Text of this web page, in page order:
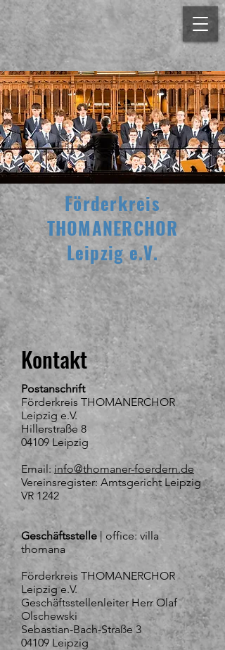
Förderkreis
THOMANERCHOR
Leipzig e.V.
Kontakt
Postanschrift
Förderkreis THOMANERCHOR
Leipzig e.V.
Hillerstraße 8
04109 Leipzig
Email: info@thomaner-foerdern.de
Vereinsregister: Amtsgericht Leipzig
VR 1242
Geschäftsstelle | office: villa
thomana
Förderkreis THOMANERCHOR
Leipzig e.V.
Geschäftsstellenleiter Herr Olaf
Olschewski
Sebastian-Bach-Straße 3
04109 Leipzig